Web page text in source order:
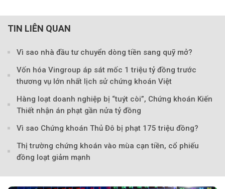
Theo
TIN LIÊN QUAN
Vì sao nhà đầu tư chuyển dòng tiền sang quỹ mở?
Vốn hóa Vingroup áp sát mốc 1 triệu tỷ đồng trước
thương vụ lớn nhất lịch sử chứng khoán Việt
Hàng loạt doanh nghiệp bị “tuýt còi”, Chứng khoán Kiến
Thiết nhận án phạt gần nửa tỷ đồng
Vì sao Chứng khoán Thủ Đô bị phạt 175 triệu đồng?
Thị trường chứng khoán vào mùa cạn tiền, cổ phiếu
đồng loạt giảm mạnh